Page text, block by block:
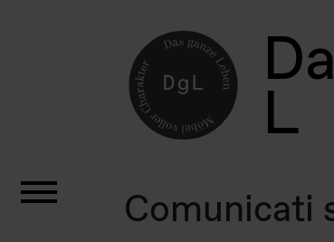
Da
L
Comunicati